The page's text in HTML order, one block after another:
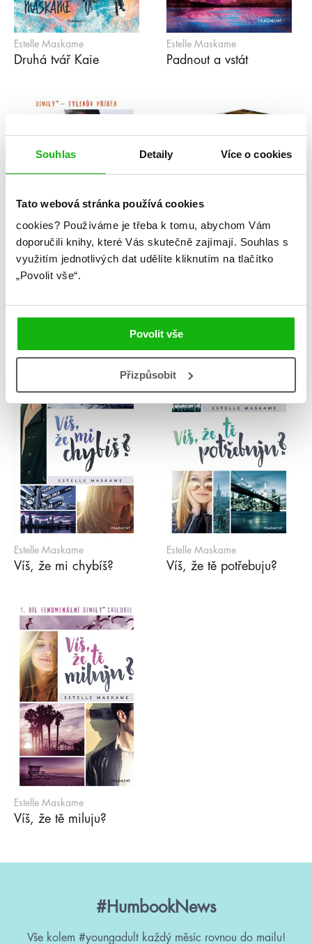
Souhlas Detaily Více o cookies
Tato webová stránka používá cookies
cookies? Používáme je třeba k tomu, abychom Vám
doporučili knihy, které Vás skutečně zajímají. Souhlas s
využitím jednotlivých dat udělíte kliknutím na tlačítko
„Povolit vše“.
Povolit vše
Přizpůsobit
Estelle Maskame
Druhá tvář Kaie
Estelle Maskame
Padnout a vstát
trilogie – box
Estelle Maskame
Víš, že mi chybíš?
Estelle Maskame
Víš, že tě potřebuju?
Estelle Maskame
Víš, že tě miluju?
#HumbookNews
Vše kolem #youngadult každý měsíc rovnou do mailu!